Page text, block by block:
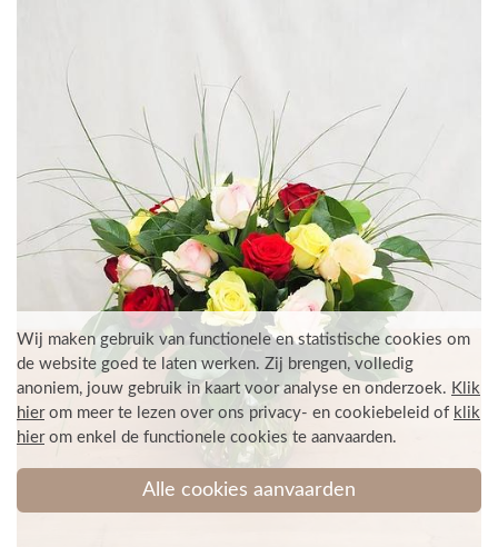
Wij maken gebruik van functionele en statistische cookies om
de website goed te laten werken. Zij brengen, volledig
anoniem, jouw gebruik in kaart voor analyse en onderzoek. Klik
hierom meer te lezen over ons privacy- en cookiebeleid of klik
hierom enkel de functionele cookies te aanvaarden.
Alle cookies aanvaarden